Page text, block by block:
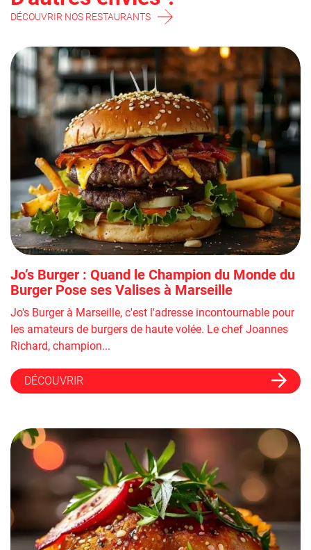
DÉCOUVRIR NOS RESTAURANTS
Jo’s Burger : Quand le Champion du Monde du
Burger Pose ses Valises à Marseille
Jo's Burger à Marseille, c'est l'adresse incontournable pour
les amateurs de burgers de haute volée. Le chef Joannes
Richard, champion...
DÉCOUVRIR